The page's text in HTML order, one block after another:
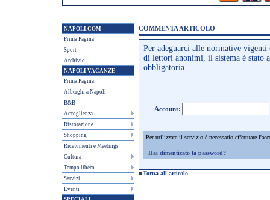
NAPOLI.COM
Prima Pagina
Sport
Archivio
NAPOLI VACANZE
Prima Pagina
Alberghi a Napoli
B&B
Accoglienza
Ristorazione
Shopping
Ricevimenti e Meetings
Cultura
Tempo libero
Servizi
Eventi
COMMENTA ARTICOLO
Per adeguarci alle normative
di lettori anonimi, il sistema è stato
obbligatoria.
Account:
Per utilizzare il servizio è necessario effettuare
Hai dimenticato la password?
■Torna all'articolo